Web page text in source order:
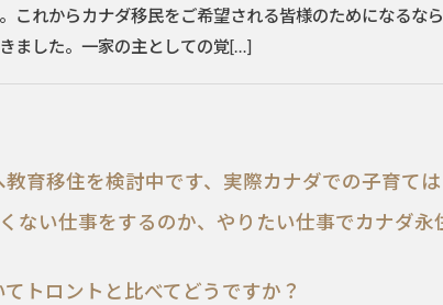
これからカナダ移民をご希望される皆様のためになるなら
ました。一家の主としての覚[…]
育移住を検討中です、実際カナダでの子育て
ない仕事をするのか、やりたい仕事でカナダ永
トロントと比べてどうですか？